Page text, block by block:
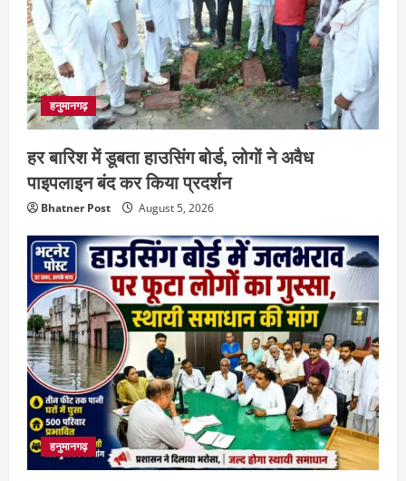
हनुमानगढ़
हर बारिश में डूबता हाउसिंग बोर्ड, लोगों ने अवैध
पाइपलाइन बंद कर किया प्रदर्शन
Bhatner Post August 5, 2026
हनुमानगढ़